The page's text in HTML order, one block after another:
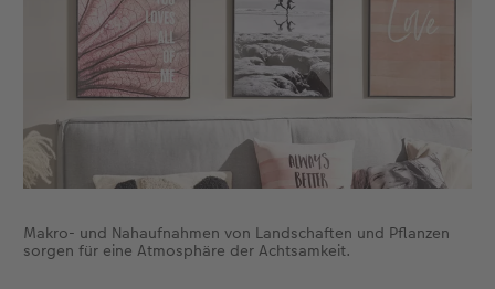
Inspiration
Neuheiten
Neuheiten
Extras
CEWE myPhotos
Neuheiten
Neuheiten
Makro- und Nahaufnahmen von Landschaften und Pflanzen
sorgen für eine Atmosphäre der Achtsamkeit.